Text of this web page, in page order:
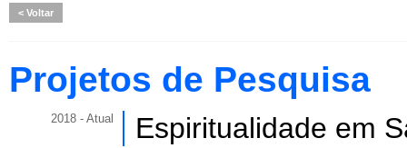
Voltar
Projetos de Pesquisa
2018 - Atual Espiritualidade em